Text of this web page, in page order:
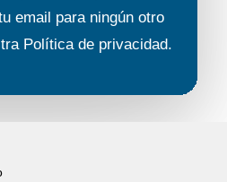
email para ningún otro
Política de privacidad.